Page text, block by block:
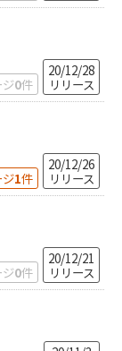
0件
20/12/28
リリース
1件
20/12/26
リリース
0件
20/12/21
リリース